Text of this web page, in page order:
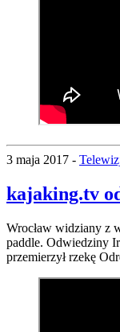
3 maja 2017 -
kajaking.tv
Wrocław widziany z
paddle. Odwiedziny
przemierzył rzekę